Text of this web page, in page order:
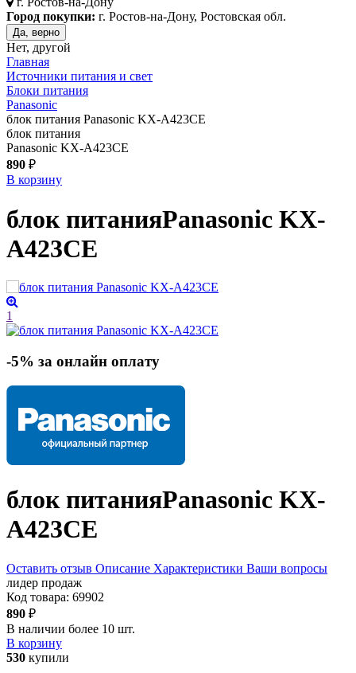
Город покупки: г. Ростов-на-Дону, Ростовская обл.
Да, верно
Нет, другой
Главная
Источники питания и свет
Блоки питания
Panasonic
блок питания Panasonic KX-A423CE
блок питания
Panasonic KX-A423CE
890 ₽
В корзину
блок питанияPanasonic KX-
A423CE
1
-5% за онлайн оплату
блок питанияPanasonic KX-
A423CE
Оставить отзыв Описание Характеристики Ваши вопросы
лидер продаж
Код товара: 69902
890 ₽
В наличии более 10 шт.
В корзину
530 купили